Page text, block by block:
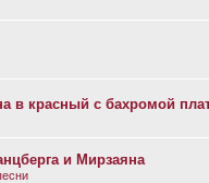
в красный с бахромой
и Мирзаяна